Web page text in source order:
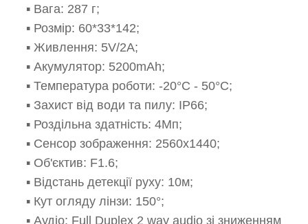
▪️ Вага: 287 г;
▪️ Розмір: 60*33*142;
▪️ Живлення: 5V/2А;
▪️ Акумулятор: 5200mAh;
▪️ Температура роботи: -20°C - 50°C;
▪️ Захист від води та пилу: IP66;
▪️ Роздільна здатність: 4Мп;
▪️ Сенсор зображення: 2560х1440;
▪️ Об'єктив: F1.6;
▪️ Відстань детекції руху: 10м;
▪️ Кут огляду лінзи: 150°;
▪️ Аудіо: Full Duplex 2 way audio зі зниженням